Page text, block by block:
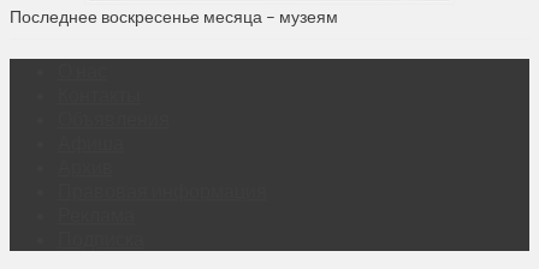
Последнее воскресенье месяца – музеям